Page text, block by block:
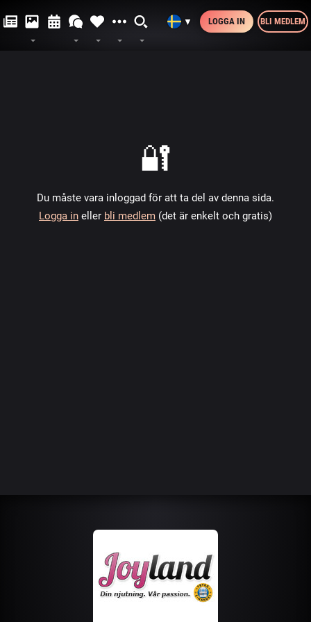
▼ LOGGA IN BLI MEDLEM
🔐
Du måste vara inloggad för att ta del av denna sida.
Logga in eller bli medlem (det är enkelt och gratis)